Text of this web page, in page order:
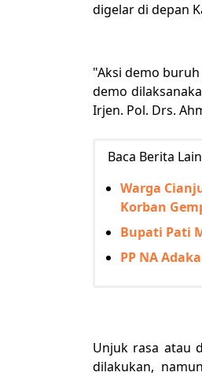
digelar di depan
"Aksi demo
demo
Irjen. Pol. Drs.
Baca Berita
Warga
Korban
Bupati Pati
PP NA
Unjuk rasa atau
dilakukan,